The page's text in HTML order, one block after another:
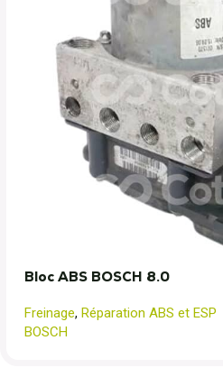
Bloc ABS BOSCH 8.0
Freinage, Réparation ABS et ESP
BOSCH